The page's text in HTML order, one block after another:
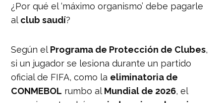
¿Por qué el ‘máximo organismo’ debe pagarle
al club saudí?
Según el Programa de Protección de Clubes,
si un jugador se lesiona durante un partido
oficial de FIFA, como la eliminatoria de
CONMEBOL rumbo al Mundial de 2026, el